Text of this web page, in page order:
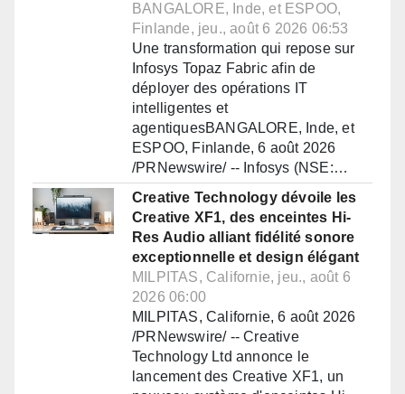
BANGALORE, Inde, et ESPOO,
Finlande, jeu., août 6 2026 06:53
Une transformation qui repose sur
Infosys Topaz Fabric afin de
déployer des opérations IT
intelligentes et
agentiquesBANGALORE, Inde, et
ESPOO, Finlande, 6 août 2026
/PRNewswire/ -- Infosys (NSE:…
Creative Technology dévoile les
Creative XF1, des enceintes Hi-
Res Audio alliant fidélité sonore
exceptionnelle et design élégant
MILPITAS, Californie, jeu., août 6
2026 06:00
MILPITAS, Californie, 6 août 2026
/PRNewswire/ -- Creative
Technology Ltd annonce le
lancement des Creative XF1, un